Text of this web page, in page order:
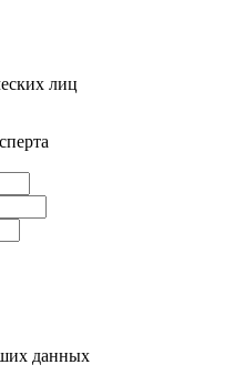
лиц
данных